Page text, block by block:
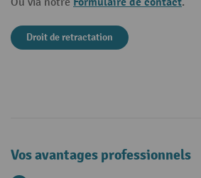
Droit de retractation
Vos avantages professionnels